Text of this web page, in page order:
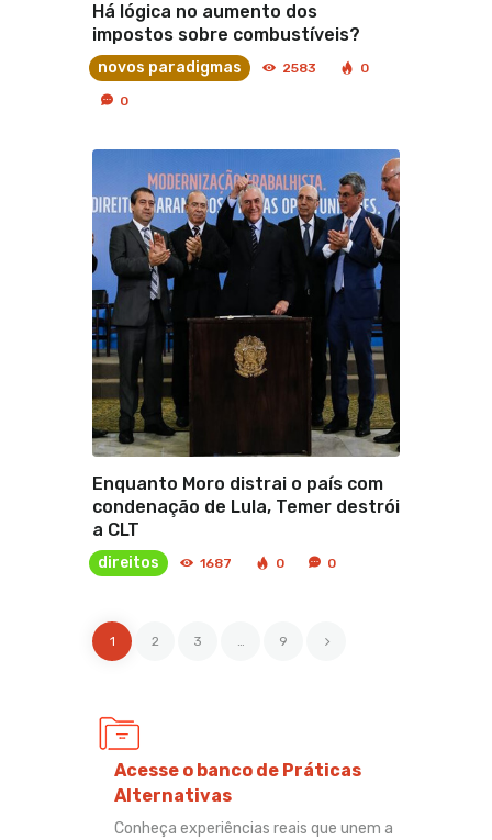
Há lógica no aumento dos
impostos sobre combustíveis?
novos paradigmas 2583 0
0
Enquanto Moro distrai o país com
condenação de Lula, Temer destrói
a CLT
direitos 1687 0 0
1 2 3 … 9
Acesse o banco de Práticas
Alternativas
Conheça experiências reais que unem a